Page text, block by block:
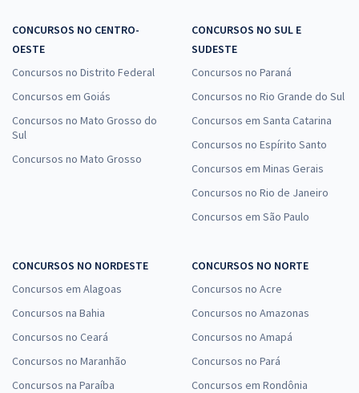
CONCURSOS NO CENTRO-
OESTE
Concursos no Distrito Federal
Concursos em Goiás
Concursos no Mato Grosso do
Sul
Concursos no Mato Grosso
CONCURSOS NO SUL E
SUDESTE
Concursos no Paraná
Concursos no Rio Grande do Sul
Concursos em Santa Catarina
Concursos no Espírito Santo
Concursos em Minas Gerais
Concursos no Rio de Janeiro
Concursos em São Paulo
CONCURSOS NO NORDESTE
Concursos em Alagoas
Concursos na Bahia
Concursos no Ceará
Concursos no Maranhão
Concursos na Paraíba
CONCURSOS NO NORTE
Concursos no Acre
Concursos no Amazonas
Concursos no Amapá
Concursos no Pará
Concursos em Rondônia